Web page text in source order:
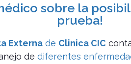
sobre la
prueba!
Externa de Clinica CIC
de diferentes